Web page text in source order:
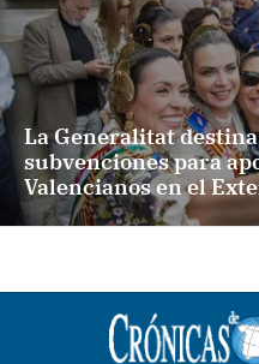
La Generalitat
subvenciones para
Valencianos en el